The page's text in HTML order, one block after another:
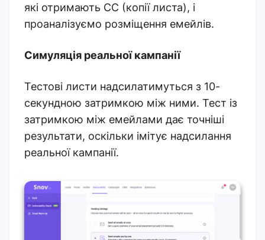
які отримають CC (копії листа), і
проаналізуємо розміщення емейлів.
Симуляція реальної кампанії
Тестові листи надсилатимуться з 10-
секундною затримкою між ними. Тест із
затримкою між емейлами дає точніші
результати, оскільки імітує надсилання
реальної кампанії.